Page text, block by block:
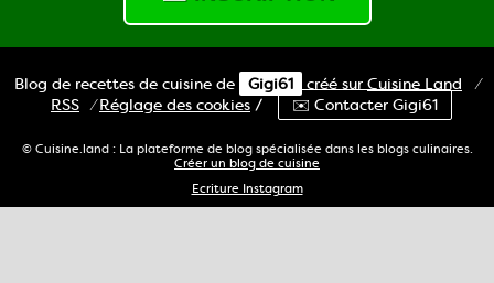
Blog de recettes de cuisine de Gigi61 créé sur Cuisine Land
⁄
RSS ⁄Réglage des cookies / ✉️ Contacter Gigi61
© Cuisine.land : La plateforme de blog spécialisée dans les blogs culinaires.
Créer un blog de cuisine
Ecriture Instagram